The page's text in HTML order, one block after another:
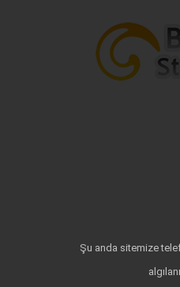
Şu anda sitemize